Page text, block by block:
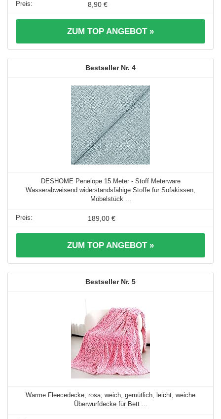
8,90 €
ZUM TOP ANGEBOT »
4
DESHOME Penelope 15 Meter - Stoff Meterware
Wasserabweisend widerstandsfähige Stoffe für Sofakissen,
Möbelstück ...
189,00 €
ZUM TOP ANGEBOT »
5
Warme Fleecedecke, rosa, weich, gemütlich, leicht, weiche
Überwurfdecke für Bett ...